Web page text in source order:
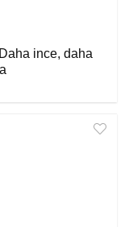
ince, daha